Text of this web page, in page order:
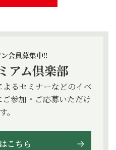
会員募集中!!
アム倶楽部
るセミナーなどのイベ
参加・ご応募いただけ
。
こちら